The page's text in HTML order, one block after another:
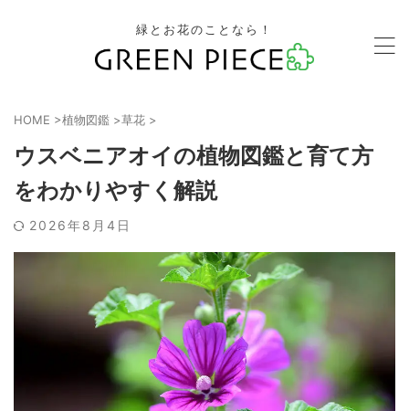
緑とお花のことなら！
HOME >植物図鑑 >草花 >
ウスベニアオイの植物図鑑と育て方
をわかりやすく解説
2026年8月4日